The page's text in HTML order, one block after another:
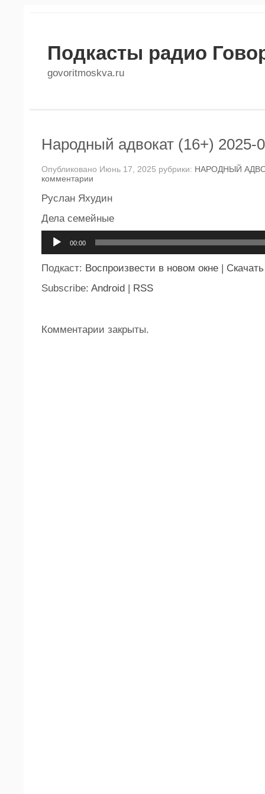
Подкасты радио
govoritmoskva.ru
Народный адвокат (16+) 2025-
Опубликовано Июнь 17, 2025 рубрики: НАРОДНЫЙ
комментарии
Руслан Яхудин
Дела семейные
00:00
Подкаст: Воспроизвести в новом окне | Скачать
Subscribe: Android | RSS
Комментарии закрыты.